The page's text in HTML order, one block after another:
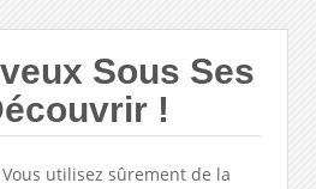
Sous Ses
!
Vous utilisez sûrement de la